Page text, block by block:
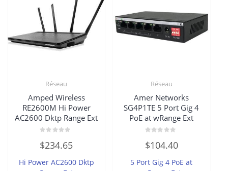
Réseau
Amped Wireless
RE2600M Hi Power
AC2600 Dktp Range Ext
0
out
5
$234.65
Hi Power AC2600 Dktp
Réseau
Amer Networks
SG4P1TE 5 Port Gig 4
PoE at wRange Ext
0
out
5
$104.40
5 Port Gig 4 PoE at